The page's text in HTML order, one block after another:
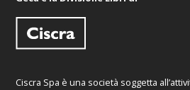
Ciscra Spa è una società soggetta